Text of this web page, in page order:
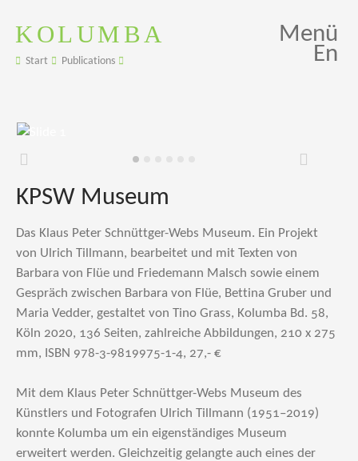
KOLUMBA
Start Publications
Menü
En
Zurück Weiter
KPSW Museum
Das Klaus Peter Schnüttger-Webs Museum. Ein Projekt
von Ulrich Tillmann, bearbeitet und mit Texten von
Barbara von Flüe und Friedemann Malsch sowie einem
Gespräch zwischen Barbara von Flüe, Bettina Gruber und
Maria Vedder, gestaltet von Tino Grass, Kolumba Bd. 58,
Köln 2020, 136 Seiten, zahlreiche Abbildungen, 210 x 275
mm, ISBN 978-3-9819975-1-4, 27,- €
Mit dem Klaus Peter Schnüttger-Webs Museum des
Künstlers und Fotografen Ulrich Tillmann (1951–2019)
konnte Kolumba um ein eigenständiges Museum
erweitert werden. Gleichzeitig gelangte auch eines der